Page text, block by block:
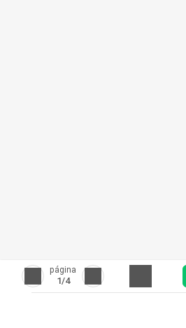
página
1/4